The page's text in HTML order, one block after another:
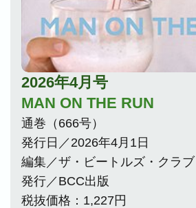
2026年4月号
MAN ON THE RUN
通巻（666号）
発行日／2026年4月1日
編集／ザ・ビートルズ・クラブ
発行／BCC出版
税抜価格：1,227円